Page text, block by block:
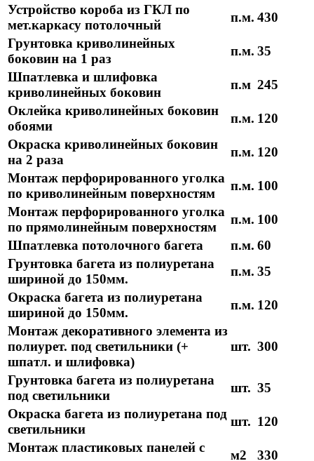
Устройство короба из ГКЛ по
мет.каркасу потолочный
п.м. 430
Грунтовка криволинейных
боковин на 1 раз
п.м. 35
Шпатлевка и шлифовка
криволинейных боковин
п.м 245
Оклейка криволинейных боковин
обоями
п.м. 120
Окраска криволинейных боковин
на 2 раза
п.м. 120
Монтаж перфорированного уголка
по криволинейным поверхностям
п.м. 100
Монтаж перфорированного уголка
по прямолинейным поверхностям
п.м. 100
Шпатлевка потолочного багета
п.м. 60
Грунтовка багета из полиуретана
шириной до 150мм.
п.м. 35
Окраска багета из полиуретана
шириной до 150мм.
п.м. 120
Монтаж декоративного элемента из
полиурет. под светильники (+
шпатл. и шлифовка)
шт. 300
Грунтовка багета из полиуретана
под светильники
шт. 35
Окраска багета из полиуретана под
светильники
шт. 120
Монтаж пластиковых панелей с
м2 330